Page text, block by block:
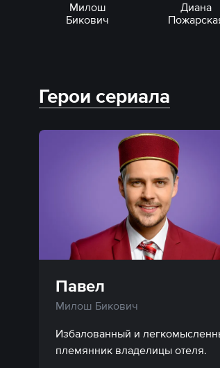
Милош
Бикович
Диана
Герои сериала
Павел
Милош Бикович
Избалованный и